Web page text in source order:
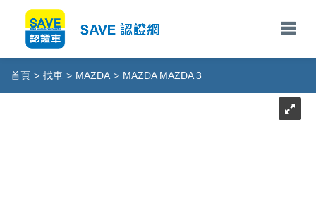
首頁 > 找車 > MAZDA > MAZDA MAZDA 3